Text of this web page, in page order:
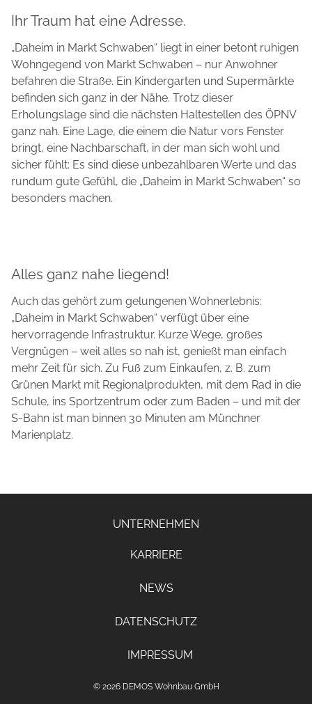
Ihr Traum hat eine Adresse.
„Daheim in Markt Schwaben“ liegt in einer betont ruhigen
Wohngegend von Markt Schwaben – nur Anwohner
befahren die Straße. Ein Kindergarten und Supermärkte
befinden sich ganz in der Nähe. Trotz dieser
Erholungslage sind die nächsten Haltestellen des ÖPNV
ganz nah. Eine Lage, die einem die Natur vors Fenster
bringt, eine Nachbarschaft, in der man sich wohl und
sicher fühlt: Es sind diese unbezahlbaren Werte und das
rundum gute Gefühl, die „Daheim in Markt Schwaben“ so
besonders machen.
Alles ganz nahe liegend!
Auch das gehört zum gelungenen Wohnerlebnis:
„Daheim in Markt Schwaben“ verfügt über eine
hervorragende Infrastruktur. Kurze Wege, großes
Vergnügen – weil alles so nah ist, genießt man einfach
mehr Zeit für sich. Zu Fuß zum Einkaufen, z. B. zum
Grünen Markt mit Regionalprodukten, mit dem Rad in die
Schule, ins Sportzentrum oder zum Baden – und mit der
S-Bahn ist man binnen 30 Minuten am Münchner
Marienplatz.
UNTERNEHMEN
KARRIERE
NEWS
DATENSCHUTZ
IMPRESSUM
© 2026 DEMOS Wohnbau GmbH